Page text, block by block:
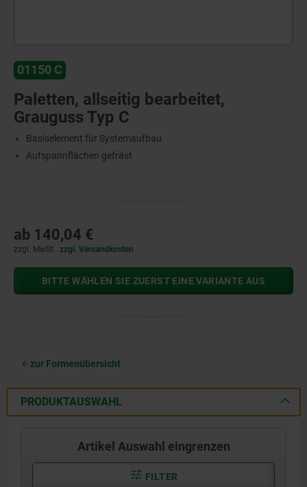
01150 C
Paletten, allseitig bearbeitet,
Grauguss Typ C
Basiselement für Systemaufbau
Aufspannflächen gefräst
ab 140,04 €
zzgl. MwSt. zzgl. Versandkosten
BITTE WÄHLEN SIE ZUERST EINE VARIANTE AUS
zur Formenübersicht
PRODUKTAUSWAHL
Artikel Auswahl eingrenzen
FILTER